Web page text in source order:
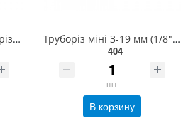
Запасний ніж до труборіза SEAD0319 d 20 мм TOPTUL SLAE2020
Труборіз міні 3-19 мм (1/8"-3/4") TOPTUL SEAD0319
404
шт
В корзину